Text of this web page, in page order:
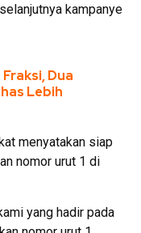
kampanye
Dua
Lebih
menyatakan siap
nomor urut 1 di
yang hadir pada